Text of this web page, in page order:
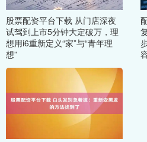
股票配资平台下载 从门店深夜
试驾到上市5分钟大定破万，理
想用i6重新定义“家”与“青年理
想”